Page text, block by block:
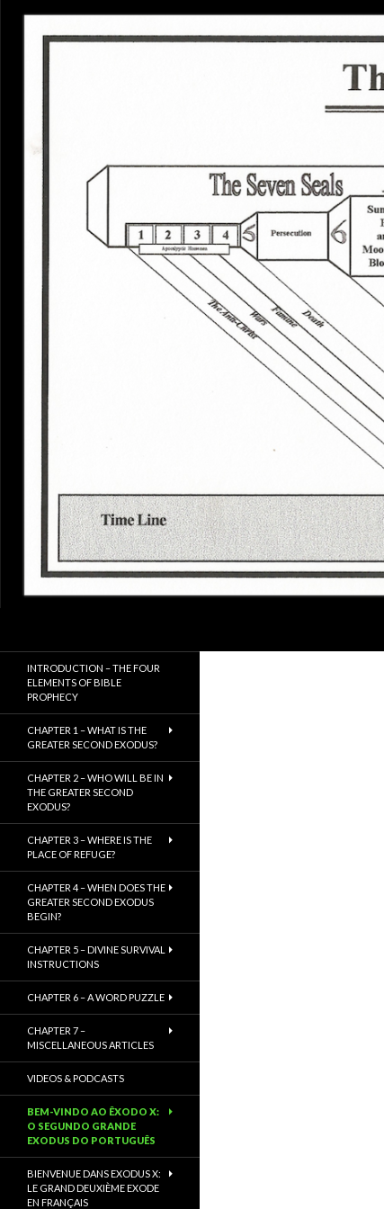
Israel
INTRODUCTION – THE FOUR
ELEMENTS OF BIBLE
PROPHECY
CHAPTER 1 – WHAT IS THE
GREATER SECOND EXODUS?
CHAPTER 2 – WHO WILL BE IN
THE GREATER SECOND
EXODUS?
CHAPTER 3 – WHERE IS THE
PLACE OF REFUGE?
CHAPTER 4 – WHEN DOES THE
GREATER SECOND EXODUS
BEGIN?
CHAPTER 5 – DIVINE SURVIVAL
INSTRUCTIONS
CHAPTER 6 – A WORD PUZZLE
CHAPTER 7 –
MISCELLANEOUS ARTICLES
VIDEOS & PODCASTS
BEM-VINDO AO ÊXODO X:
O SEGUNDO GRANDE
EXODUS DO PORTUGUÊS
BIENVENUE DANS EXODUS X:
LE GRAND DEUXIÈME EXODE
EN FRANÇAIS